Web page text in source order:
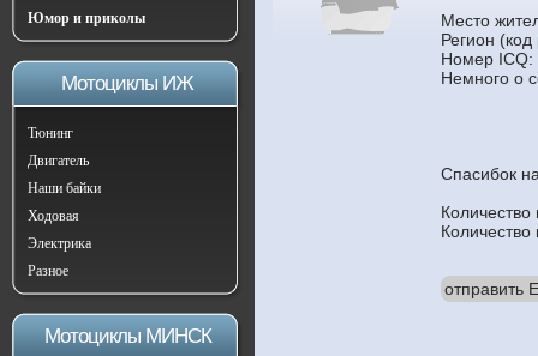
Юмор и приколы
Мотоциклы ИЖ
Тюнинг
Двигатель
Наши байки
Ходовая
Электрика
Разное
Мотоциклы МИНСК
Место
Регион (код
Номер ICQ:
Немного о
Спасибок
отправить